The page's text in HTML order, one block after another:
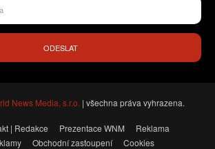
ODESLAT
News Media, s.r.o. | všechna práva vyhrazena.
| Redakce Prezentace WNM
Reklama
Obchodní zastoupení Cookies